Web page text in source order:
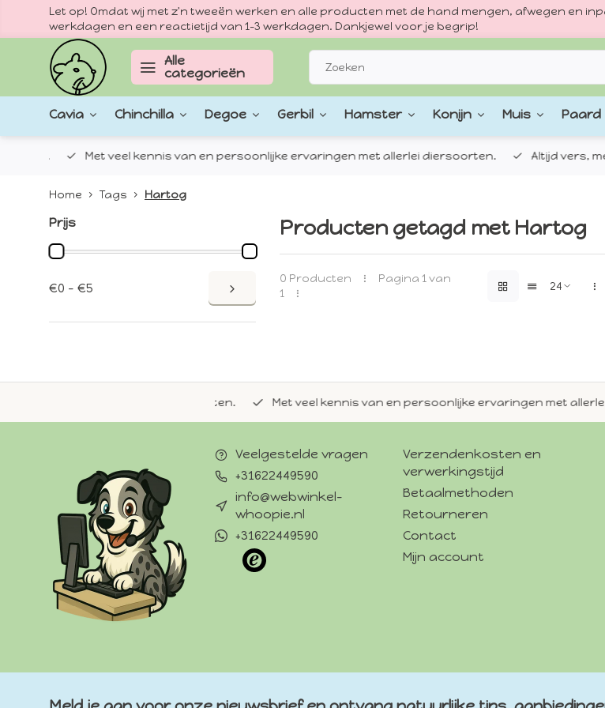
Let op! Omdat wij met z'n tweeën werken en alle producten met de hand mengen, afwegen en
werkdagen en een reactietijd van 1–3 werkdagen. Dankjewel voor je begrip!
Alle
categorieën
Cavia Chinchilla Degoe Gerbil Hamster Konijn Muis Paard
Met veel kennis van en persoonlijke ervaringen met allerlei diersoorten. Altijd vers, met
Home Tags Hartog
Prijs
€0 - €5
Producten getagd met Hartog
0 Producten
Pagina 1 van
1
Met veel kennis van en persoonlijke ervaringen met allerlei
Veelgestelde vragen
+31622449590
info@webwinkel-
whoopie.nl
+31622449590
Verzendenkosten en
verwerkingstijd
Betaalmethoden
Retourneren
Contact
Mijn account